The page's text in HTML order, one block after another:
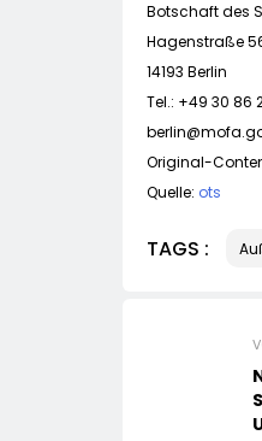
Botschaft des
Hagenstraße
14193 Berlin
Tel.: +49 30 86
Original-
Quelle: ots
TAGS :